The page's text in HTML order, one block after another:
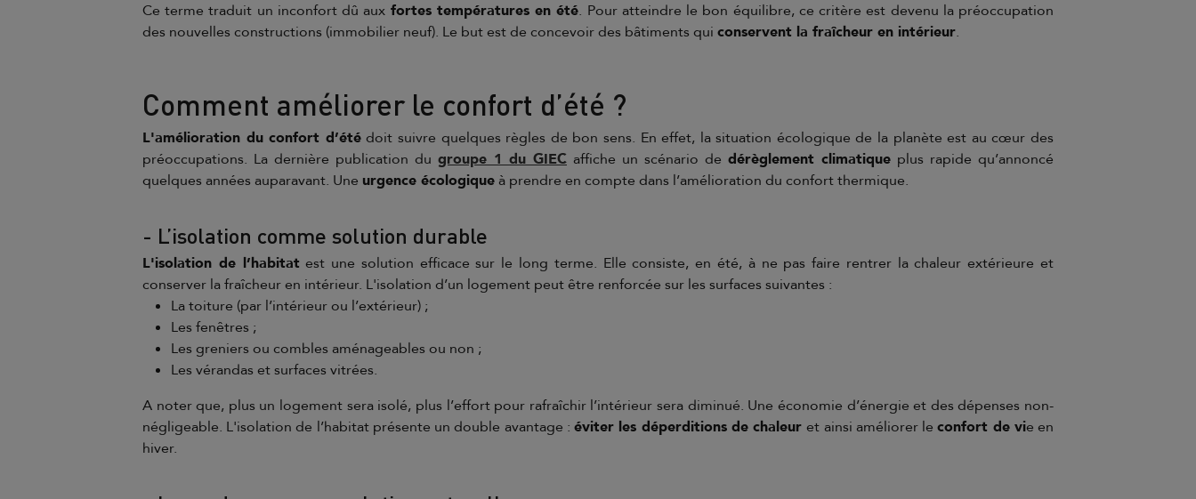
Ce terme traduit un inconfort dû aux fortes températures en été. Pour atteindre le bon équilibre, ce critère est devenu la préoccupation
des nouvelles constructions (immobilier neuf). Le but est de concevoir des bâtiments qui conservent la fraîcheur en intérieur.
Comment améliorer le confort d’été ?
L'amélioration du confort d’étédoit suivre quelques règles de bon sens. En effet, la situation écologique de la planète est au cœur des
préoccupations. La dernière publication du groupe 1 du GIEC affiche un scénario de dérèglement climatique plus rapide qu’annoncé
quelques années auparavant. Une urgence écologiqueà prendre en compte dans l’amélioration du confort thermique.
- L’isolation comme solution durable
L'isolation de l’habitat est une solution efficace sur le long terme. Elle consiste, en été, à ne pas faire rentrer la chaleur extérieure et
conserver la fraîcheur en intérieur. L'isolation d’un logement peut être renforcée sur les surfaces suivantes :
La toiture (par l’intérieur ou l’extérieur) ;
Les fenêtres ;
Les greniers ou combles aménageables ou non ;
Les vérandas et surfaces vitrées.
A noter que, plus un logement sera isolé, plus l’effort pour rafraîchir l’intérieur sera diminué. Une économie d’énergie et des dépenses non-
négligeable. L'isolation de l’habitat présente un double avantage :éviter les déperditions de chaleuret ainsi améliorer leconfort de vie en
hiver.